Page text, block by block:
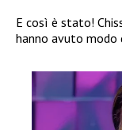
E così è stato!
hanno avuto modo